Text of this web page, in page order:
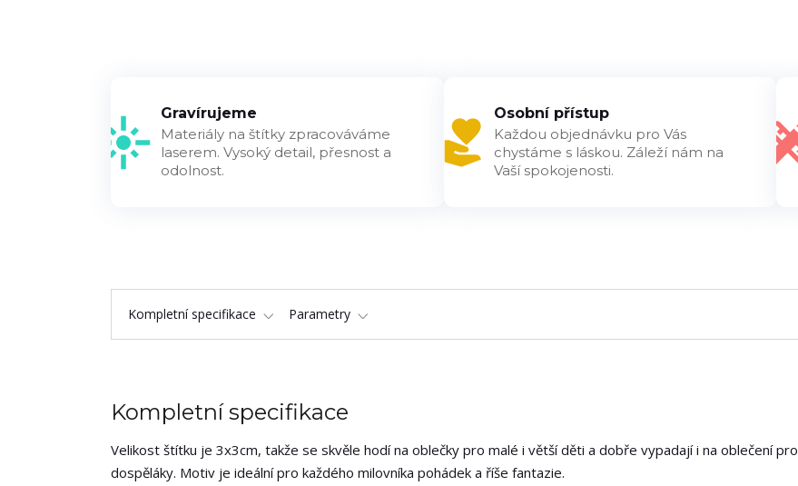
Gravírujeme
Materiály na štítky zpracováváme
laserem. Vysoký detail, přesnost a
odolnost.
Osobní přístup
Každou objednávku pro Vás
chystáme s láskou. Záleží nám na
Vaší spokojenosti.
Kompletní specifikace Parametry
Kompletní specifikace
Velikost štítku je 3x3cm, takže se skvěle hodí na oblečky pro malé i větší děti a dobře vypadají i na oblečení pro
dospěláky. Motiv je ideální pro každého milovníka pohádek a říše fantazie.